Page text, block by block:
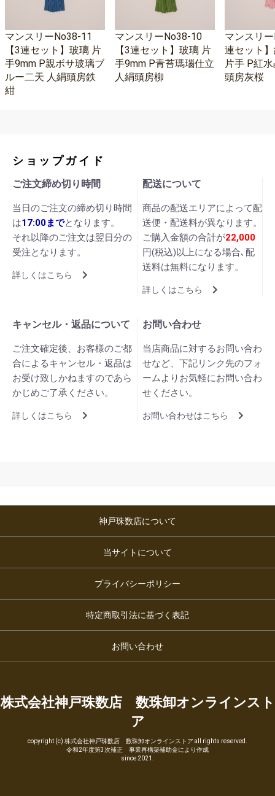
マンスリーNo38-11
【3連セット】玻璃 片
手9mm P親ボサ玻璃ブ
ルー二天 人絹頭房鉄
紺
マンスリーNo38-10
【3連セット】玻璃 片
手9mm P青苔瑪瑙仕立
人絹頭房柳
マンスリ
連セット
片手 P紅
頭房灰桜
ショップガイド
ご注文締め切り時間
当日のご注文の締め切り時間
は17:00までとなります。
それ以降のご注文は翌日分の
受注となります。
詳しくはこちら
配送について
商品の配送エリアによって配
送便・配送料が異なります。
ご購入金額の合計が22,000
円(税込)以上になる場合､配
送料は無料になります。
詳しくはこちら
キャンセル・返品について
ご注文確定後、お客様のご都
合によるキャンセル・返品は
お受け致しかねますのであら
かじめご了承ください。
詳しくはこちら
お問い合わせ
当店商品に対するお問い合わ
せなど、下記リンク先のフォ
ームよりお気軽にお問い合わ
せください。
お問い合わせはこちら
神戸珠数店について
当サイトについて
プライバシーポリシー
特定商取引法に基づく表記
お問い合わせ
株式会社神戸珠数店 数珠卸オンラインスト
ア
copyright (c) 株式会社神戸珠数店 数珠卸オンラインストア all rights reserved.
令和2年度第3次補正 事業再構築補助金により作成
since 2021.